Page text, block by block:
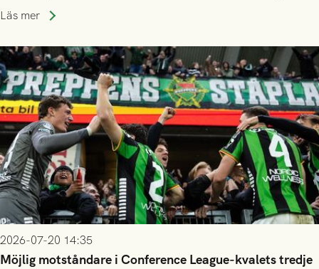
publiksnitt, ett lag med både kollektiv styrka och individuell
Läs mer
2026-07-20 14:35
Möjlig motståndare i Conference League-kvalets tredje